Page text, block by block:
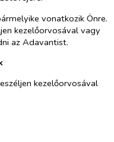
vonatkozik Önre.
kezelőorvosával vagy
az Adavantist.
kezelőorvosával